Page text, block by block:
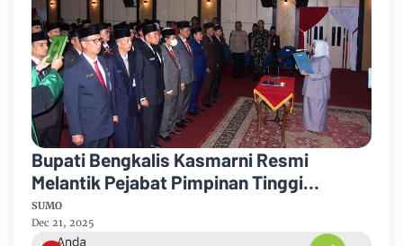
Bupati Bengkalis Kasmarni Resmi
Melantik Pejabat Pimpinan Tinggi
Pratama
SUMO
Dec 21, 2025